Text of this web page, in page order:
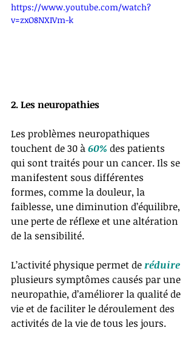
https://www.youtube.com/watch?
v=zxO8NXIVm-k
2. Les neuropathies
Les problèmes neuropathiques
touchent de 30 à 60% des patients
qui sont traités pour un cancer. Ils se
manifestent sous différentes
formes, comme la douleur, la
faiblesse, une diminution d’équilibre,
une perte de réflexe et une altération
de la sensibilité.
L’activité physique permet de réduire
plusieurs symptômes causés par une
neuropathie, d’améliorer la qualité de
vie et de faciliter le déroulement des
activités de la vie de tous les jours.